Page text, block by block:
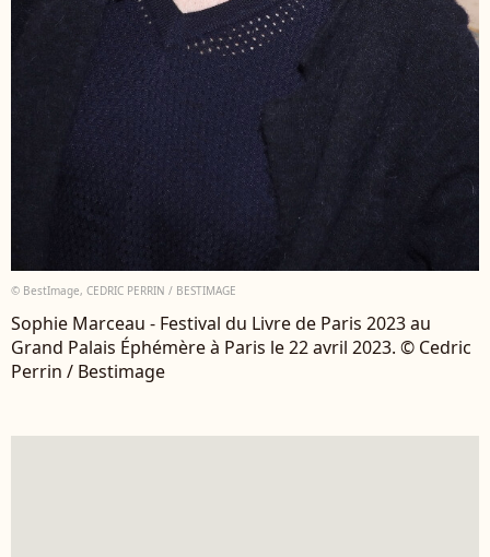
© BestImage, CEDRIC PERRIN / BESTIMAGE
Sophie Marceau - Festival du Livre de Paris 2023 au
Grand Palais Éphémère à Paris le 22 avril 2023. © Cedric
Perrin / Bestimage